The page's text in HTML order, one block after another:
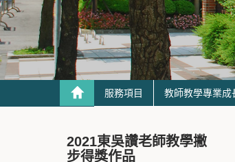
服務項目 教師教學專業成
2021東吳讚老師教學撇
步得獎作品